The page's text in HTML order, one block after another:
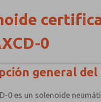
0
general
0 es un solenoide